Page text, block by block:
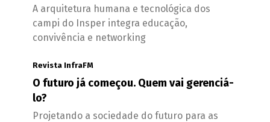
A arquitetura humana e tecnológica dos
campi do Insper integra educação,
convivência e networking
Revista InfraFM
O futuro já começou. Quem vai gerenciá-
lo?
Projetando a sociedade do futuro para as